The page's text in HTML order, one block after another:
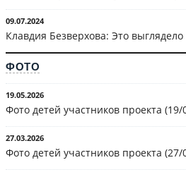
09.07.2024
Клавдия Безверхова: Это
ФОТО
19.05.2026
Фото детей участников проекта (19/
27.03.2026
Фото детей участников проекта (27/